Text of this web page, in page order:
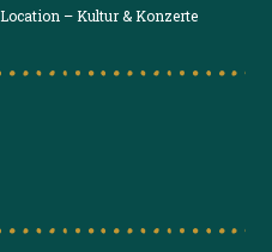
– Kultur & Konzerte